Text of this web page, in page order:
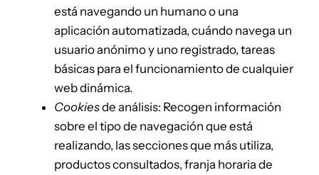
está navegando un humano o una
aplicación automatizada, cuándo navega un
usuario anónimo y uno registrado, tareas
básicas para el funcionamiento de cualquier
web dinámica.
Cookiesde análisis: Recogen información
sobre el tipo de navegación que está
realizando, las secciones que más utiliza,
productos consultados, franja horaria de